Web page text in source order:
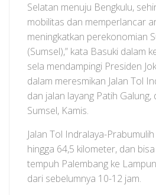
Selatan menuju Bengkulu,
mobilitas dan memperlancar
meningkatkan perekonomian
(Sumsel),” kata Basuki dalam
sela mendampingi Presiden
dalam meresmikan Jalan Tol
dan jalan layang Patih Galung,
Sumsel, Kamis.
Jalan Tol Indralaya-
hingga 64,5 kilometer, dan
tempuh Palembang ke
dari sebelumnya 10-12 jam.